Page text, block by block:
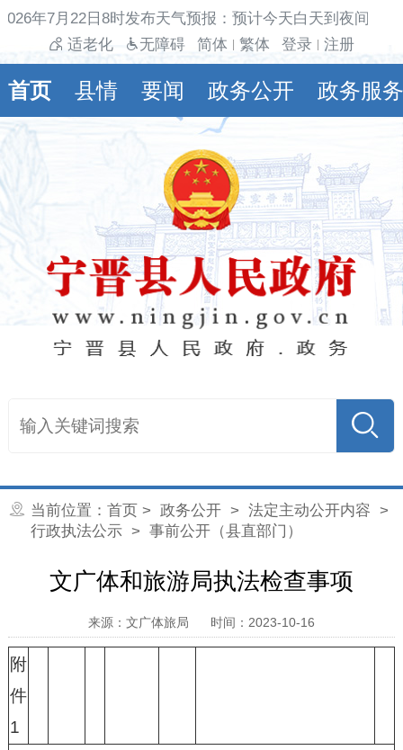
年7月22日8时发布天气预报：预计今天白天到夜间多
适老化
无障碍 简体 繁体 登录 注册
首页 县情 要闻 政务公开 政务服务
当前位置： 首页 > 政务公开> 法定主动公开内容 >
行政执法公示> 事前公开（县直部门）
文广体和旅游局执法检查事项
来源：文广体旅局 时间：2023-10-16
附
件
1